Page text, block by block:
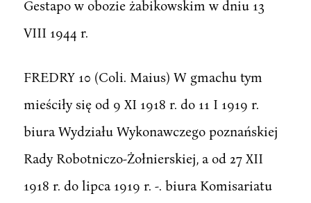
Gestapo w obozie żabikowskim w dniu 13
VIII 1944 r.
FREDRY 10 (Coli. Maius) W gmachu tym
mieściły się od 9 XI 1918 r. do 11 I 1919 r.
biura Wydziału Wykonawczego poznańskiej
Rady Robotniczo-Żołnierskiej, a od 27 XII
1918 r. do lipca 1919 r. -. biura Komisariatu